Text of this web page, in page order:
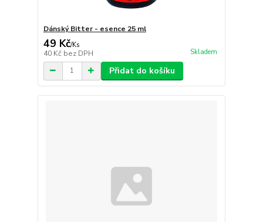
Dánský Bitter - esence 25 ml
49 Kč/Ks
40 Kč bez DPH Skladem
Přidat do košíku